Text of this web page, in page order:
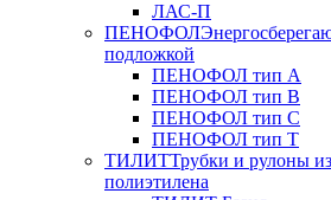
ЛАС-П
ПЕНОФОЛ
подложкой
ПЕНОФОЛ тип А
ПЕНОФОЛ тип B
ПЕНОФОЛ тип C
ПЕНОФОЛ тип T
ТИЛИТТрубки и рулоны
полиэтилена